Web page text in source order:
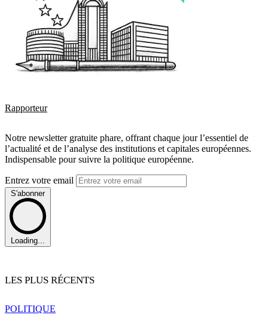
Rapporteur
Notre newsletter gratuite phare, offrant chaque jour l’essentiel de
l’actualité et de l’analyse des institutions et capitales européennes.
Indispensable pour suivre la politique européenne.
Entrez votre email
S'abonner
Loading...
LES PLUS RÉCENTS
POLITIQUE